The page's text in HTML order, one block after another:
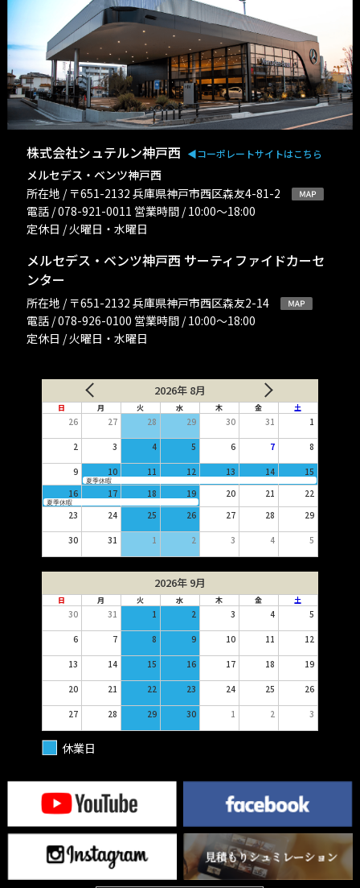
株式会社シュテルン神戸西 ◀︎コーポレートサイトはこちら
メルセデス・ベンツ神戸西
所在地 / 〒651-2132 兵庫県神戸市西区森友4-81-2
電話 / 078-921-0011 営業時間 / 10:00〜18:00
定休日 / 火曜日・水曜日
メルセデス・ベンツ神戸西 サーティファイドカーセ
ンター
所在地 / 〒651-2132 兵庫県神戸市西区森友2-14
電話 / 078-926-0100 営業時間 / 10:00〜18:00
定休日 / 火曜日・水曜日
2026年 8月
日 月 火 水 木 金 土
26 27 28 29 30 31 1
2 3 4 5 6 7 8
9 10 11 12 13 14 15
夏季休暇
16 17 18 19 20 21 22
夏季休暇
23 24 25 26 27 28 29
30 31 1 2 3 4 5
2026年 9月
日 月 火 水 木 金 土
30 31 1 2 3 4 5
6 7 8 9 10 11 12
13 14 15 16 17 18 19
20 21 22 23 24 25 26
27 28 29 30 1 2 3
休業日